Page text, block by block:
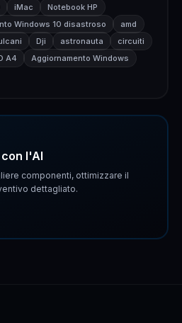
iMac
Notebook HP
Windows 10 disastroso
amd
Dji astronauta
circuiti
A4
Aggiornamento Windows
l'AI
componenti, ottimizzare il
dettagliato.